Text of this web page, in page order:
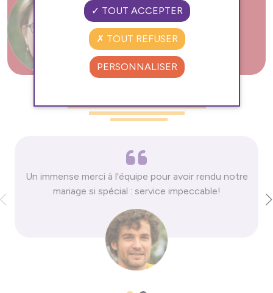
Avis 2
Un immense merci à l'équipe pour avoir rendu notre
mariage si spécial : service impeccable!
TOUT ACCEPTER
TOUT REFUSER
PERSONNALISER